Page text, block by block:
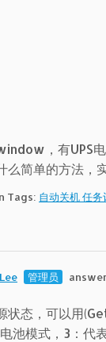
，有UPS
么简单的方法，
Tags: 自动关机 任务
管理员
状态，可以用
池模式，3：代